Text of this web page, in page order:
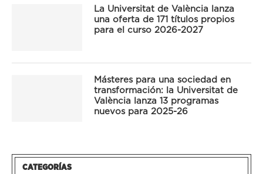
La Universitat de València lanza
una oferta de 171 títulos propios
para el curso 2026-2027
Másteres para una sociedad en
transformación: la Universitat de
València lanza 13 programas
nuevos para 2025-26
CATEGORÍAS